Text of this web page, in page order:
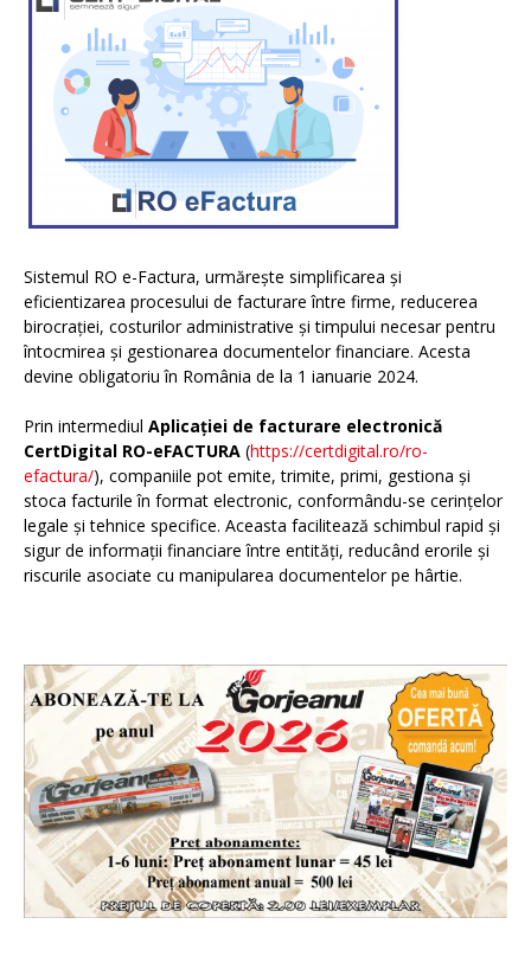
Sistemul RO e-Factura, urmărește simplificarea și
eficientizarea procesului de facturare între firme, reducerea
birocrației, costurilor administrative și timpului necesar pentru
întocmirea și gestionarea documentelor financiare. Acesta
devine obligatoriu în România de la 1 ianuarie 2024.
Prin intermediul Aplicației de facturare electronică
CertDigital RO-eFACTURA (https://certdigital.ro/ro-
efactura/), companiile pot emite, trimite, primi, gestiona și
stoca facturile în format electronic, conformându-se cerințelor
legale și tehnice specifice. Aceasta facilitează schimbul rapid și
sigur de informații financiare între entități, reducând erorile și
riscurile asociate cu manipularea documentelor pe hârtie.